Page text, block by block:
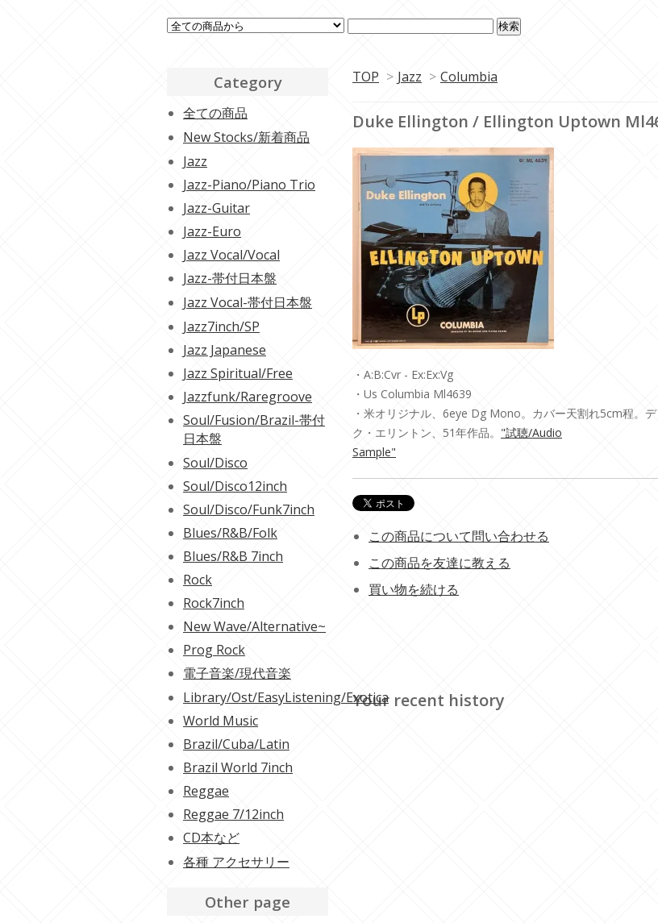
TOP > Jazz > Columbia
Duke Ellington / Ellington Uptown
・A:B:Cvr - Ex:Ex:Vg
・Us Columbia Ml4639
・米オリジナル、6eye Dg Mono。カバー天割れ5cm程。
ク・エリントン、51年作品。 "試聴/Audio
Sample"
この商品について問い合わせる
この商品を友達に教える
買い物を続ける
Your recent history
Category
全ての商品
New Stocks/新着商品
Jazz
Jazz-Piano/Piano Trio
Jazz-Guitar
Jazz-Euro
Jazz Vocal/Vocal
Jazz-帯付日本盤
Jazz Vocal-帯付日本盤
Jazz7inch/SP
Jazz Japanese
Jazz Spiritual/Free
Jazzfunk/Raregroove
Soul/Fusion/Brazil-帯付
日本盤
Soul/Disco
Soul/Disco12inch
Soul/Disco/Funk7inch
Blues/R&B/Folk
Blues/R&B 7inch
Rock
Rock7inch
New Wave/Alternative~
Prog Rock
電子音楽/現代音楽
Library/Ost/EasyListening/Exotica
World Music
Brazil/Cuba/Latin
Brazil World 7inch
Reggae
Reggae 7/12inch
CD本など
各種 アクセサリー
Other page